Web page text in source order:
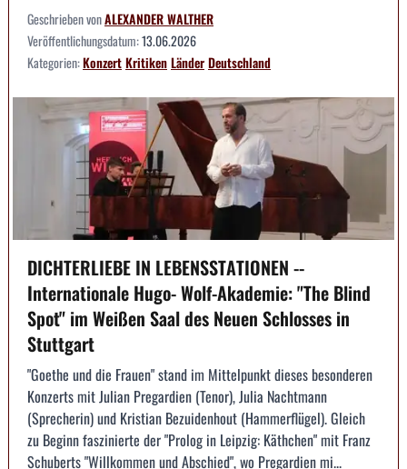
Geschrieben vonALEXANDER WALTHER
Veröffentlichungsdatum:13.06.2026
Kategorien:KonzertKritikenLänderDeutschland
DICHTERLIEBE IN LEBENSSTATIONEN --
Internationale Hugo- Wolf-Akademie: "The Blind
Spot" im Weißen Saal des Neuen Schlosses in
Stuttgart
"Goethe und die Frauen" stand im Mittelpunkt dieses besonderen
Konzerts mit Julian Pregardien (Tenor), Julia Nachtmann
(Sprecherin) und Kristian Bezuidenhout (Hammerflügel). Gleich
zu Beginn faszinierte der "Prolog in Leipzig: Käthchen" mit Franz
Schuberts "Willkommen und Abschied", wo Pregardien mi...